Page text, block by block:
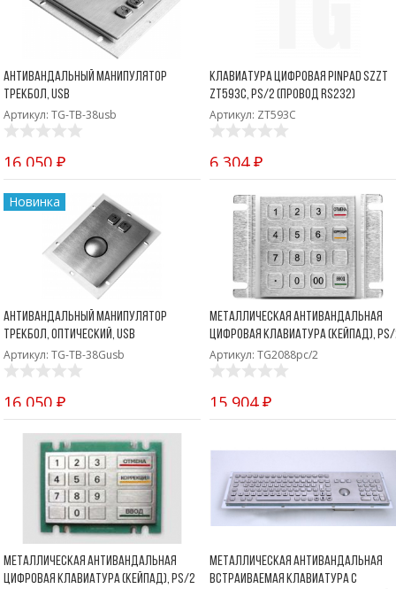
Антивандальный манипулятор
трекбол, USB
Артикул: TG-TB-38usb
16 050 ₽
Клавиатура цифровая Pinpad SZZT
ZT593C, PS/2 (провод RS232)
Артикул: ZT593C
6 304 ₽
Новинка
Антивандальный манипулятор
трекбол, оптический, USB
Артикул: TG-TB-38Gusb
16 050 ₽
Металлическая антивандальная
цифровая клавиатура (кейпад),
Артикул: TG2088pc/2
15 904 ₽
Металлическая антивандальная
цифровая клавиатура (кейпад), PS/2
Металлическая антивандальная
встраиваемая клавиатура с